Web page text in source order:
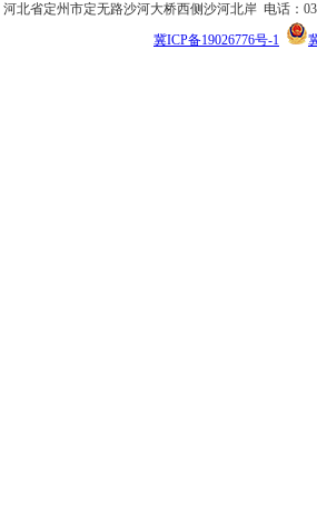
北省定州市定无路沙河大桥西侧沙河北岸 电话：
冀ICP备19026776号-1